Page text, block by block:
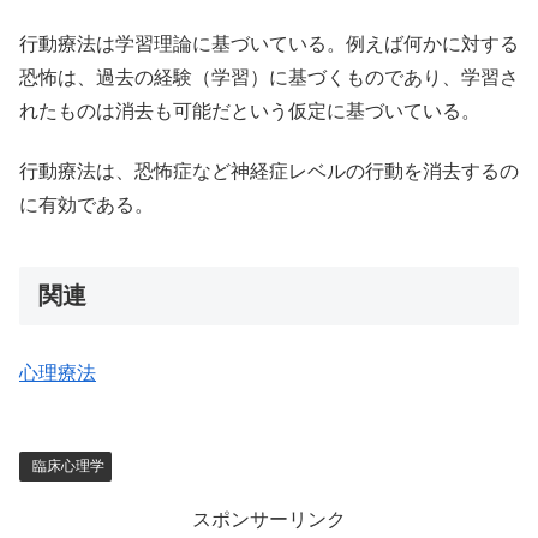
行動療法は学習理論に基づいている。例えば何かに対する
恐怖は、過去の経験（学習）に基づくものであり、学習さ
れたものは消去も可能だという仮定に基づいている。
行動療法は、恐怖症など神経症レベルの行動を消去するの
に有効である。
関連
心理療法
臨床心理学
スポンサーリンク